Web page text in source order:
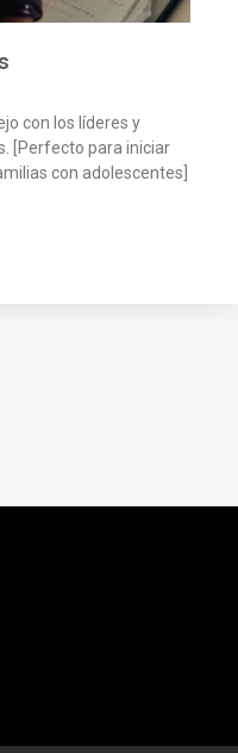
con los líderes y
[Perfecto para iniciar
con adolescentes]